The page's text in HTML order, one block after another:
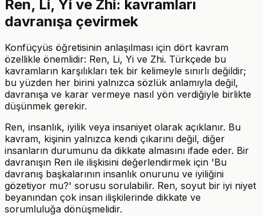
Ren, Li, Yi ve Zhi: kavramları
davranışa çevirmek
Konfüçyüs öğretisinin anlaşılması için dört kavram
özellikle önemlidir: Ren, Li, Yi ve Zhi. Türkçede bu
kavramların karşılıkları tek bir kelimeyle sınırlı değildir;
bu yüzden her birini yalnızca sözlük anlamıyla değil,
davranışa ve karar vermeye nasıl yön verdiğiyle birlikte
düşünmek gerekir.
Ren, insanlık, iyilik veya insaniyet olarak açıklanır. Bu
kavram, kişinin yalnızca kendi çıkarını değil, diğer
insanların durumunu da dikkate almasını ifade eder. Bir
davranışın Ren ile ilişkisini değerlendirmek için 'Bu
davranış başkalarının insanlık onurunu ve iyiliğini
gözetiyor mu?' sorusu sorulabilir. Ren, soyut bir iyi niyet
beyanından çok insan ilişkilerinde dikkate ve
sorumluluğa dönüşmelidir.